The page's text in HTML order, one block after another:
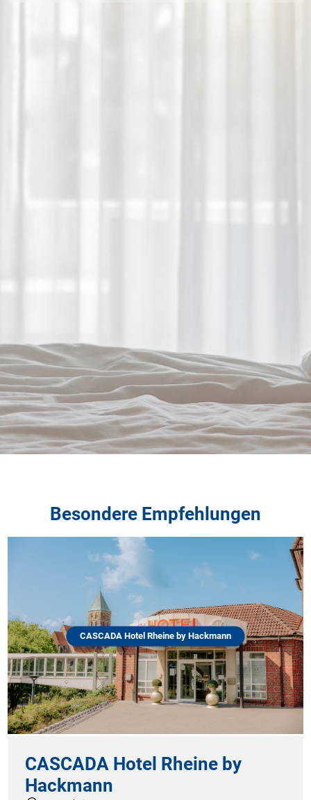
Besondere Empfehlungen
CASCADA Hotel Rheine by Hackmann
CASCADA Hotel Rheine by
Hackmann